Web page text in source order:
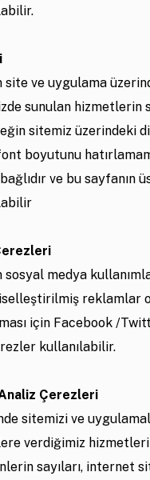
site ve uygulama
sunulan hizmetlerin
sitemiz üzerindeki
boyutunu
ve bu sayfanın
medya
reklamlar
için Facebook /
kullanılabilir.
Çerezleri
sitemizi ve
verdiğimiz
sayıları, internet